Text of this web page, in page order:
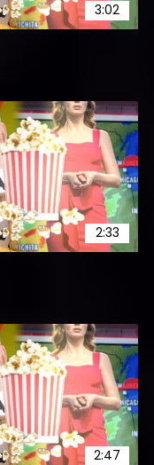
3:02
2:33
2:47